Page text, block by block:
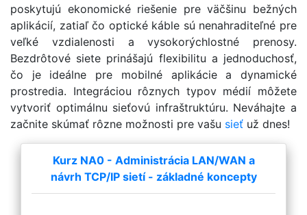
poskytujú ekonomické riešenie pre väčšinu bežných
aplikácií, zatiaľ čo optické káble sú nenahraditeľné pre
veľké vzdialenosti a vysokorýchlostné prenosy.
Bezdrôtové siete prinášajú flexibilitu a jednoduchosť,
čo je ideálne pre mobilné aplikácie a dynamické
prostredia. Integráciou rôznych typov médií môžete
vytvoriť optimálnu sieťovú infraštruktúru. Neváhajte a
začnite skúmať rôzne možnosti pre vašu sieť už dnes!
Kurz NA0 - Administrácia LAN/WAN a
návrh TCP/IP sietí - základné koncepty